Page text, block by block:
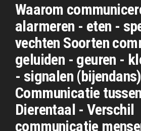
Waarom
alarmeren - eten -
vechten Soorten
geluiden - geuren -
- signalen (bijendans)
Communicatie
Dierentaal - Verschil
communicatie